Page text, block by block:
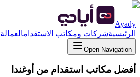
Ayady
الرئيسيةشركات ومكاتب الاستقدامالعمالة
Open Navigation
أفضل مكاتب استقدام من أوغندا